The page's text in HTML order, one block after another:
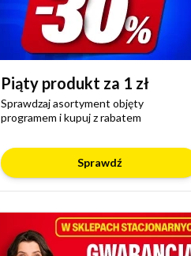
Piąty produkt za 1 zł
Sprawdzaj asortyment objęty
programem i kupuj z rabatem
Sprawdź